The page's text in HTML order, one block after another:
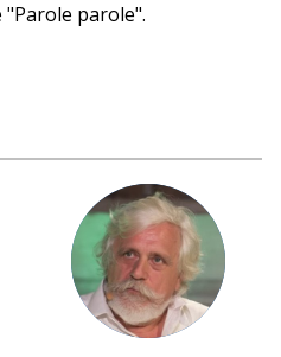
"Parole parole".